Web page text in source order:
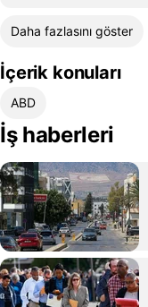
Daha fazlasını göster
İçerik konuları
ABD
İş haberleri